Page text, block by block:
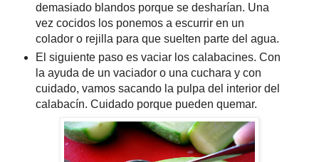
demasiado blandos porque se desharían. Una
vez cocidos los ponemos a escurrir en un
colador o rejilla para que suelten parte del agua.
El siguiente paso es vaciar los calabacines. Con
la ayuda de un vaciador o una cuchara y con
cuidado, vamos sacando la pulpa del interior del
calabacín. Cuidado porque pueden quemar.